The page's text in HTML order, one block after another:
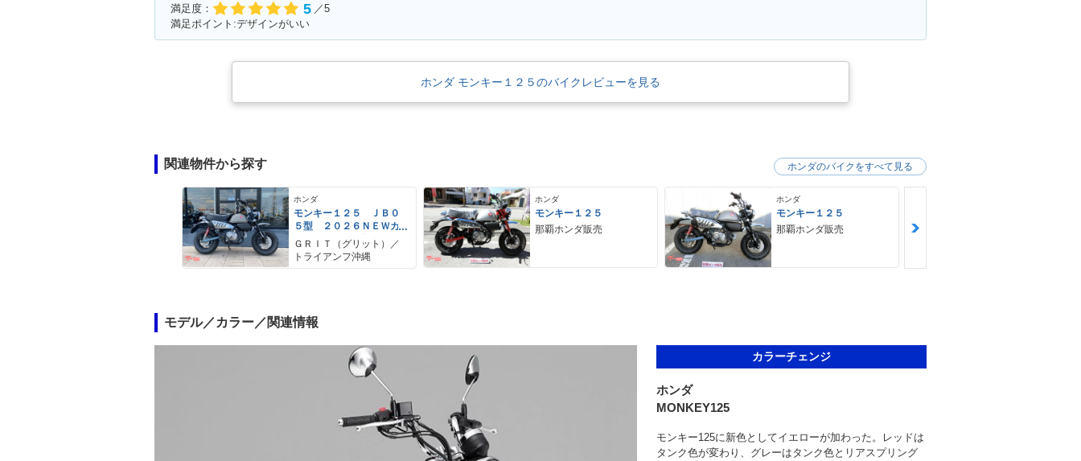
満足度：
5 ／5
満足ポイント:デザインがいい
ホンダ モンキー１２５のバイクレビューを見る
関連物件から探す
ホンダ
モンキー１２５ ＪＢ０
５型 ２０２６ＮＥＷカ
ラー チェック柄シー
ト ＡＢＳ
ＧＲＩＴ（グリット）／
トライアンフ沖縄
ホンダ
モンキー１２５
那覇ホンダ販売
ホンダ
モンキー１２５
那覇ホンダ販売
ホンダのバイクをすべて見る
モデル／カラー／関連情報
カラーチェンジ
ホンダ
MONKEY125
モンキー125に新色としてイエローが加わった。レッドは
タンク色が変わり、グレーはタンク色とリアスプリング